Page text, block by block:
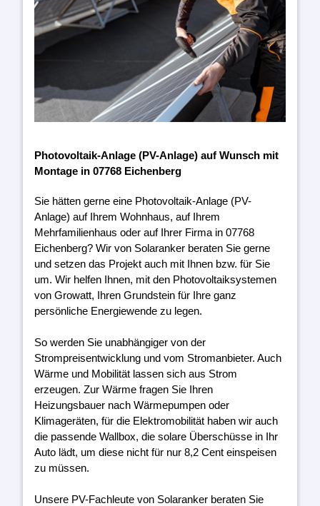
Photovoltaik-Anlage (PV-Anlage) auf Wunsch mit
Montage in 07768 Eichenberg
Sie hätten gerne eine Photovoltaik-Anlage (PV-
Anlage) auf Ihrem Wohnhaus, auf Ihrem
Mehrfamilienhaus oder auf Ihrer Firma in 07768
Eichenberg? Wir von Solaranker beraten Sie gerne
und setzen das Projekt auch mit Ihnen bzw. für Sie
um. Wir helfen Ihnen, mit den Photovoltaiksystemen
von Growatt, Ihren Grundstein für Ihre ganz
persönliche Energiewende zu legen.
So werden Sie unabhängiger von der
Strompreisentwicklung und vom Stromanbieter. Auch
Wärme und Mobilität lassen sich aus Strom
erzeugen. Zur Wärme fragen Sie Ihren
Heizungsbauer nach Wärmepumpen oder
Klimageräten, für die Elektromobilität haben wir auch
die passende Wallbox, die solare Überschüsse in Ihr
Auto lädt, um diese nicht für nur 8,2 Cent einspeisen
zu müssen.
Unsere PV-Fachleute von Solaranker beraten Sie